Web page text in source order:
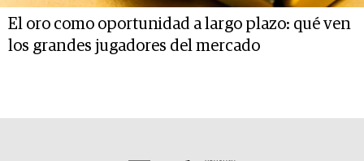
El oro como oportunidad a largo plazo: qué ven
los grandes jugadores del mercado